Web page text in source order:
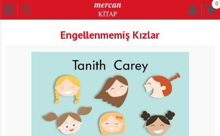
0
Engellenmemiş Kızlar